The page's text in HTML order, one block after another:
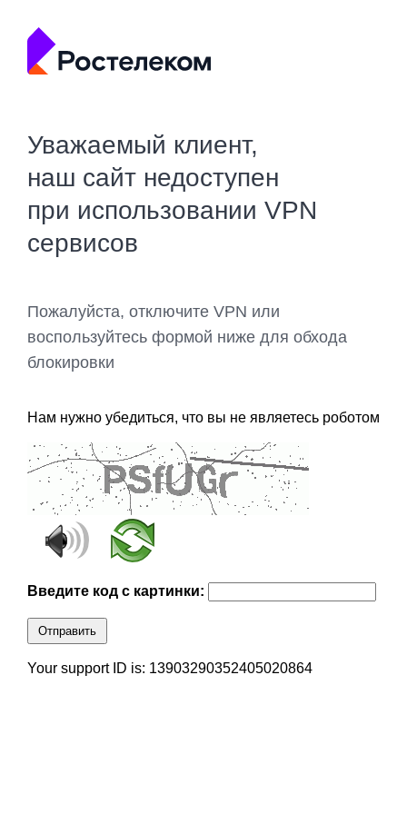
Уважаемый клиент,
наш сайт недоступен
при использовании VPN
сервисов
Пожалуйста, отключите VPN или
воспользуйтесь формой ниже для обхода
блокировки
Нам нужно убедиться, что вы не являетесь роботом
Введите код с картинки:
Отправить
Your support ID is: 13903290352405020864